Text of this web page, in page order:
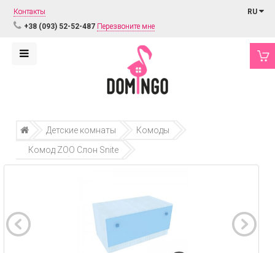
Контакты
+38 (093) 52-52-487 Перезвоните мне
RU
Детские комнаты
Комоды
Комод ZOO Слон Snite